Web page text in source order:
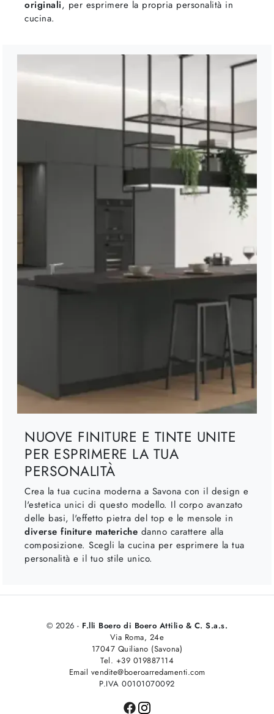
originali, per esprimere la propria personalità in
cucina.
NUOVE FINITURE E TINTE UNITE
PER ESPRIMERE LA TUA
PERSONALITÀ
Crea la tua cucina moderna a Savona con il design e
l'estetica unici di questo modello. Il corpo avanzato
delle basi, l'effetto pietra del top e le mensole in
diverse finiture materiche danno carattere alla
composizione. Scegli la cucina per esprimere la tua
personalità e il tuo stile unico.
© 2026 - F.lli Boero di Boero Attilio & C. S.a.s.
Via Roma, 24e
17047 Quiliano (Savona)
Tel. +39 019887114
Email vendite@boeroarredamenti.com
P.IVA 00101070092